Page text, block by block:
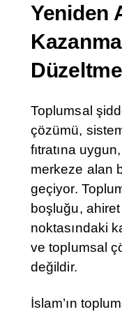
Yeniden
Toplumsal
çözümü,
fıtratına
merkeze alan
geçiyor.
boşluğu,
noktasındaki
ve toplumsal
değildir.
İslam’ın